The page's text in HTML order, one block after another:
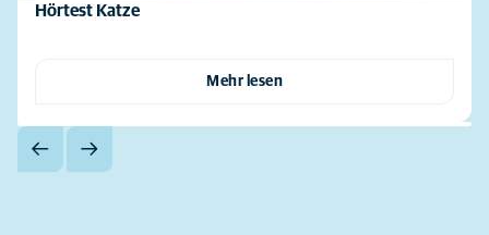
Hörtest Katze
Mehr lesen